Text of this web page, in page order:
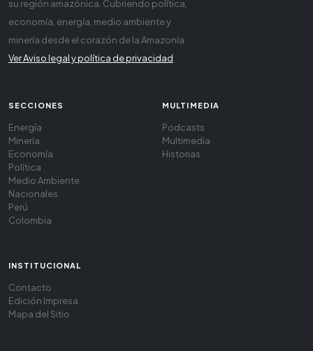
su región amazónica. Cubriendo política,
economía, energía, medio ambiente y
minería desde el corazón de la Amazonía
Ver Aviso legal y política de privacidad
SECCIONES
Energía
Minería
Economía
Política
Medio Ambiente
Nacionales
Perú
Colombia
MULTIMEDIA
Podcasts
Multimedia
Historias
INSTITUCIONAL
Contacto
Edición Impresa
Mapa del Sitio